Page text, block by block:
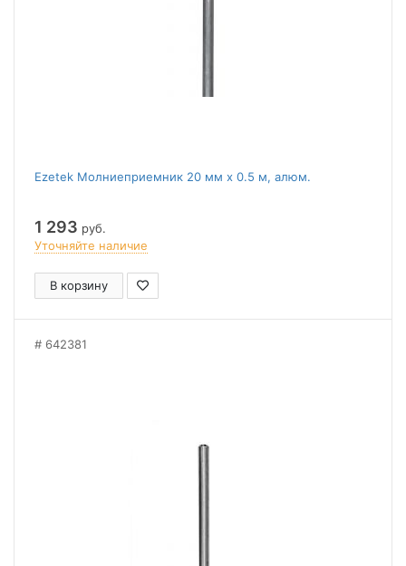
Ezetek Молниеприемник 20 мм х 0.5 м, алюм.
1 293 руб.
Уточняйте наличие
В корзину
642381